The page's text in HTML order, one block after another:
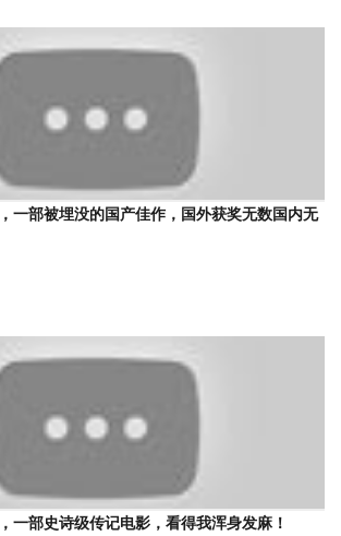
一部被埋没的国产佳作，国外获奖无数国内无
一部史诗级传记电影，看得我浑身发麻！